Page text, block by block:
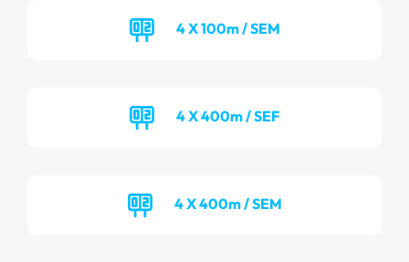
4 X 100m / SEM
4 X 400m / SEF
4 X 400m / SEM